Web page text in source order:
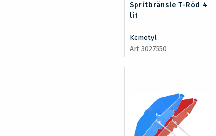
Spritbränsle T-Röd 4
lit
Kemetyl
Art 3027550